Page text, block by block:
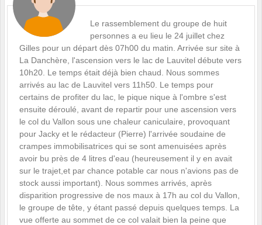
Le rassemblement du groupe de huit
personnes a eu lieu le 24 juillet chez
Gilles pour un départ dès 07h00 du matin. Arrivée sur site à
La Danchère, l'ascension vers le lac de Lauvitel débute vers
10h20. Le temps était déjà bien chaud. Nous sommes
arrivés au lac de Lauvitel vers 11h50. Le temps pour
certains de profiter du lac, le pique nique à l'ombre s'est
ensuite déroulé, avant de repartir pour une ascension vers
le col du Vallon sous une chaleur caniculaire, provoquant
pour Jacky et le rédacteur (Pierre) l'arrivée soudaine de
crampes immobilisatrices qui se sont amenuisées après
avoir bu près de 4 litres d'eau (heureusement il y en avait
sur le trajet,et par chance potable car nous n'avions pas de
stock aussi important). Nous sommes arrivés, après
disparition progressive de nos maux à 17h au col du Vallon,
le groupe de tête, y étant passé depuis quelques temps. La
vue offerte au sommet de ce col valait bien la peine que